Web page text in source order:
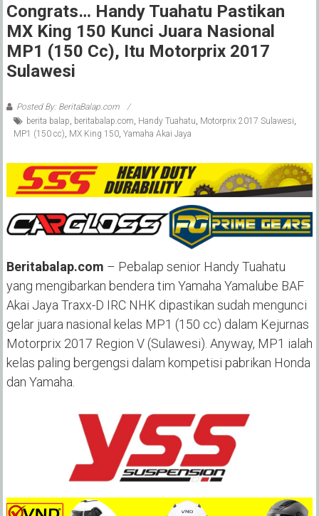
Congrats… Handy Tuahatu Pastikan
MX King 150 Kunci Juara Nasional
MP1 (150 Cc), Itu Motorprix 2017
Sulawesi
Posted By: BeritaBalap.com
berita balap, beritabalap.com, Handy Tuahatu, Motorprix 2017 Sulawesi,
MP1 (150 cc), MX King 150, Yamaha Akai Jaya
Beritabalap.com – Pebalap senior Handy Tuahatu
yang mengibarkan bendera tim Yamaha Yamalube BAF
Akai Jaya Traxx-D IRC NHK dipastikan sudah mengunci
gelar juara nasional kelas MP1 (150 cc) dalam Kejurnas
Motorprix 2017 Region V (Sulawesi). Anyway, MP1 ialah
kelas paling bergengsi dalam kompetisi pabrikan Honda
dan Yamaha.